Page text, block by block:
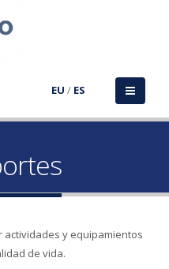
EU / ES
y equipamientos
de vida.